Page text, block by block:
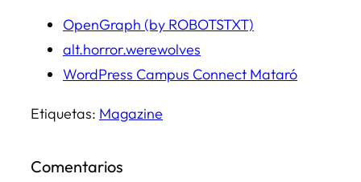
OpenGraph (by ROBOTSTXT)
alt.horror.werewolves
WordPress Campus Connect Mataró
Etiquetas: Magazine
Comentarios